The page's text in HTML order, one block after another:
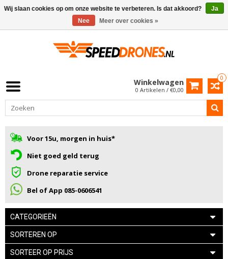
0
Winkelwagen
0 Artikelen / €0,00
Voor 15u, morgen in huis*
Niet goed geld terug
Drone reparatie service
Bel of App 085-0606541
CATEGORIEËN
SORTEREN OP
SORTEER OP PRIJS
Wij slaan cookies op om onze website te verbeteren. Is dat akkoord?
Ja
Nee
Meer over cookies »